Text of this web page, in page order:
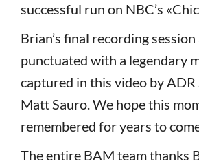
successful run on NBC’s
Brian’s final recording
punctuated with a legendary
captured in this video by
Matt Sauro. We hope this
remembered for years to
The entire BAM team thanks